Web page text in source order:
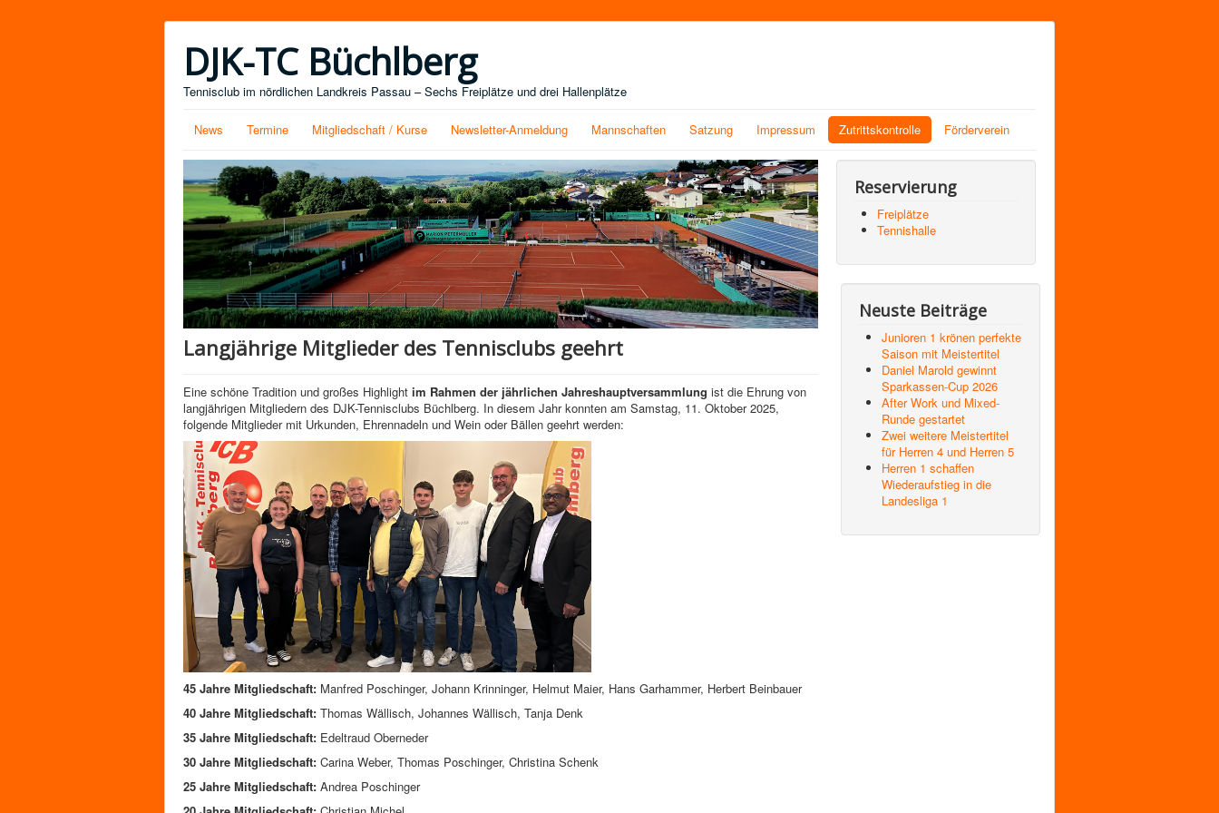
DJK-TC Büchlberg
Tennisclub im nördlichen Landkreis Passau – Sechs Freiplätze und drei Hallenplätze
News Termine Mitgliedschaft / Kurse Newsletter-Anmeldung Mannschaften Satzung Impressum Zutrittskontrolle Förderverein
Langjährige Mitglieder des Tennisclubs geehrt
Eine schöne Tradition und großes Highlight im Rahmen der jährlichen Jahreshauptversammlung ist die Ehrung von
langjährigen Mitgliedern des DJK-Tennisclubs Büchlberg. In diesem Jahr konnten am Samstag, 11. Oktober 2025,
folgende Mitglieder mit Urkunden, Ehrennadeln und Wein oder Bällen geehrt werden:
45 Jahre Mitgliedschaft: Manfred Poschinger, Johann Krinninger, Helmut Maier, Hans Garhammer, Herbert Beinbauer
40 Jahre Mitgliedschaft: Thomas Wällisch, Johannes Wällisch, Tanja Denk
35 Jahre Mitgliedschaft: Edeltraud Oberneder
30 Jahre Mitgliedschaft: Carina Weber, Thomas Poschinger, Christina Schenk
25 Jahre Mitgliedschaft: Andrea Poschinger
Reservierung
Freiplätze
Tennishalle
Neuste Beiträge
Junioren 1 krönen perfekte
Saison mit Meistertitel
Daniel Marold gewinnt
Sparkassen-Cup 2026
After Work und Mixed-
Runde gestartet
Zwei weitere Meistertitel
für Herren 4 und Herren 5
Herren 1 schaffen
Wiederaufstieg in die
Landesliga 1